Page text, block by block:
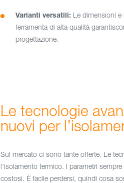
Varianti versatili: Le dimensioni e
ferramenta di alta qualità
progettazione.
Le tecnologie
nuovi per
Sul mercato ci sono tante offerte. Le
l’isolamento termico. I parametri
costosi. È facile perdersi, quindi cosa